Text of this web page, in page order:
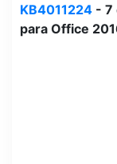
KB4011224 - 7
para Office